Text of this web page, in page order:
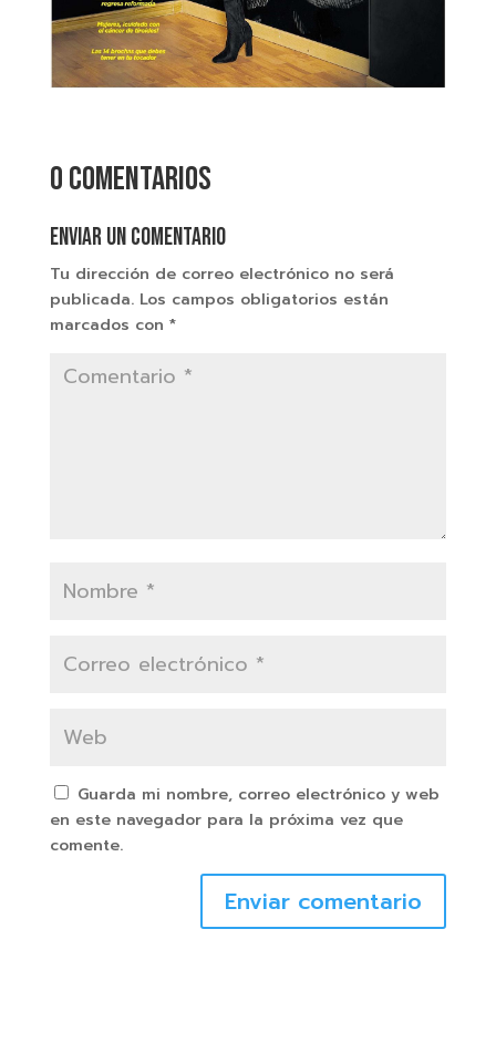
0 comentarios
Enviar un comentario
Tu dirección de correo electrónico no será
publicada. Los campos obligatorios están
marcados con *
Guarda mi nombre, correo electrónico y web
en este navegador para la próxima vez que
comente.
Enviar comentario